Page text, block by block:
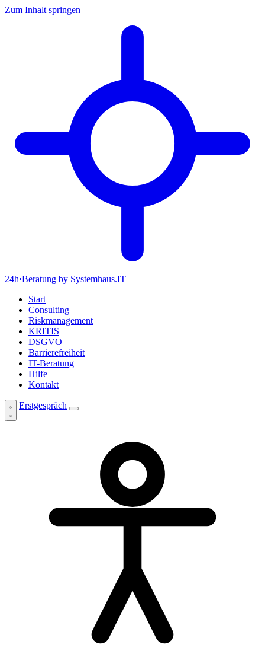
Zum Inhalt springen
24h·Beratung by Systemhaus.IT
Start
Consulting
Riskmanagement
KRITIS
DSGVO
Barrierefreiheit
IT-Beratung
Hilfe
Kontakt
Erstgespräch